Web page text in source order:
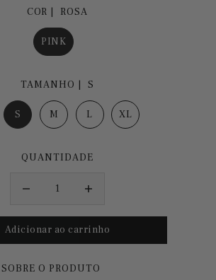
COR | ROSA
PINK
TAMANHO | S
S M L XL
QUANTIDADE
O PRODUTO